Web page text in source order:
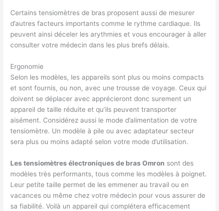
Certains tensiomètres de bras proposent aussi de mesurer
d’autres facteurs importants comme le rythme cardiaque. Ils
peuvent ainsi déceler les arythmies et vous encourager à aller
consulter votre médecin dans les plus brefs délais.
Ergonomie
Selon les modèles, les appareils sont plus ou moins compacts
et sont fournis, ou non, avec une trousse de voyage. Ceux qui
doivent se déplacer avec apprécieront donc surement un
appareil de taille réduite et qu’ils peuvent transporter
aisément. Considérez aussi le mode d’alimentation de votre
tensiomètre. Un modèle à pile ou avec adaptateur secteur
sera plus ou moins adapté selon votre mode d’utilisation.
Les tensiomètres électroniques de bras Omron sont des
modèles très performants, tous comme les modèles à poignet.
Leur petite taille permet de les emmener au travail ou en
vacances ou même chez votre médecin pour vous assurer de
sa fiabilité. Voilà un appareil qui complétera efficacement